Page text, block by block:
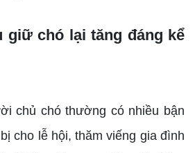
giữ chó lại tăng đáng kể
chủ chó thường có nhiều bận
cho lễ hội, thăm viếng gia đình